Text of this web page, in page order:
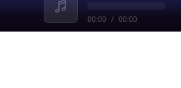
00:00 / 00:00